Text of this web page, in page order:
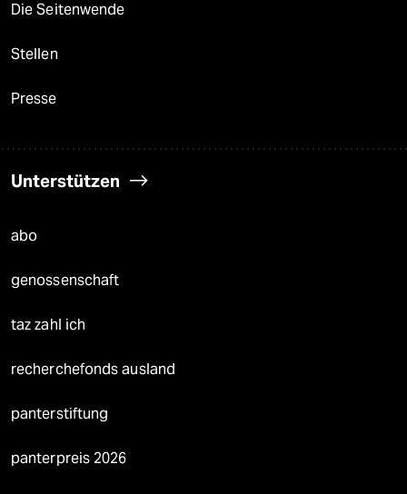
Die Seitenwende
Stellen
Presse
Unterstützen
abo
genossenschaft
taz zahl ich
recherchefonds ausland
panterstiftung
panterpreis 2026